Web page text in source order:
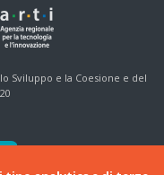
Sviluppo e la Coesione e del